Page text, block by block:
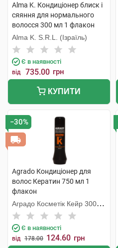
Alma K. Кондиціонер блиск і
сяяння для нормального
волосся 300 мл 1 флакон
Alma K. S.R.L. (Ізраїль)
Є в наявності
від 735.00 грн
КУПИТИ
−30%
Agrado Кондиціонер для
волос Кератин 750 мл 1
флакон
Аградо Косметік Кейр 3000
С.Л.У.
Є в наявності
від 178.00 124.60 грн